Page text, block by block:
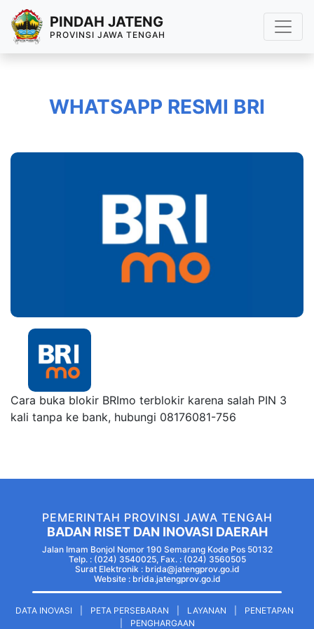
PINDAH JATENG
PROVINSI JAWA TENGAH
WHATSAPP RESMI BRI
Cara buka blokir BRImo terblokir karena salah PIN 3
kali tanpa ke bank, hubungi 08176081-756
PEMERINTAH PROVINSI JAWA TENGAH
BADAN RISET DAN INOVASI DAERAH
Jalan Imam Bonjol Nomor 190 Semarang Kode Pos 50132
Telp. : (024) 3540025, Fax. : (024) 3560505
Surat Elektronik : brida@jatengprov.go.id
Website : brida.jatengprov.go.id
DATA INOVASI PETA PERSEBARAN LAYANAN
PENETAPAN
PENGHARGAAN